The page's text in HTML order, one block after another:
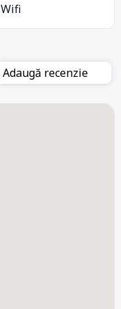
Wifi
Adaugă recenzie